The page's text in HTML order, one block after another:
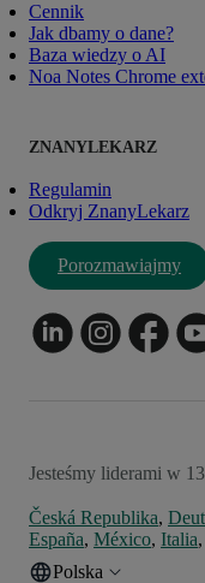
Cennik
Jak dbamy o dane?
Baza wiedzy o AI
Noa Notes Chrome
ZNANYLEKARZ
Regulamin
Odkryj ZnanyLekarz
Porozmawiajmy
Jesteśmy liderami w
Česká Republika,
España, México, Italia,
Polska